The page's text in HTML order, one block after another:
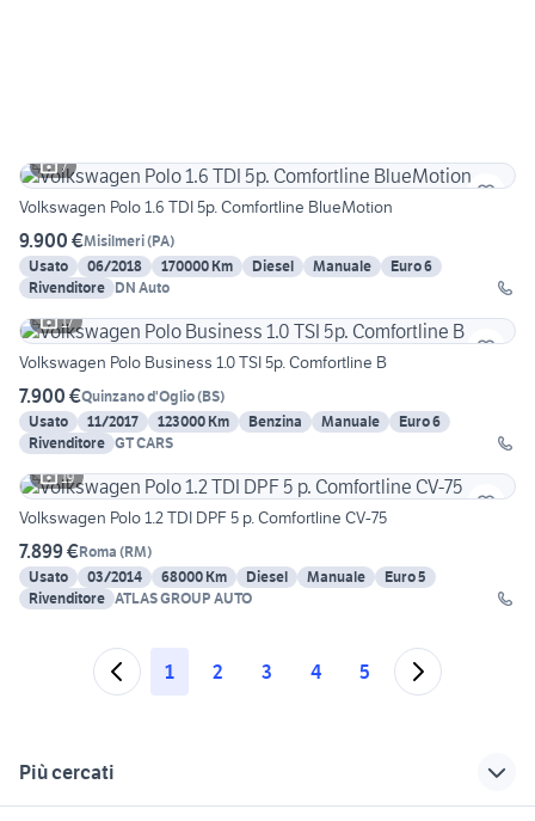
7
Volkswagen Polo 1.6 TDI 5p. Comfortline BlueMotion
9.900 €Misilmeri(PA)
Usato
06/2018 170000 Km Diesel Manuale
Euro 6
Rivenditore DN Auto
17
Volkswagen Polo Business 1.0 TSI 5p. Comfortline B
7.900 €Quinzano d'Oglio(BS)
Usato
11/2017 123000 Km Benzina Manuale
Euro 6
Rivenditore GT CARS
19
Volkswagen Polo 1.2 TDI DPF 5 p. Comfortline CV-75
7.899 €Roma (RM)
Usato
03/2014 68000 Km Diesel Manuale
Euro 5
Rivenditore ATLAS GROUP AUTO
1 2 3 4 5
Più cercati